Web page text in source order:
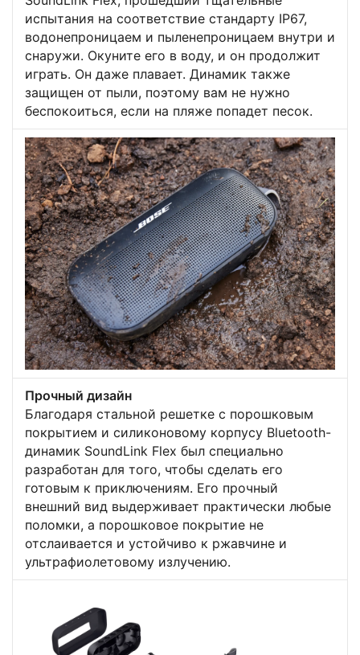
испытания на соответствие стандарту IP67,
водонепроницаем и пыленепроницаем внутри и
снаружи. Окуните его в воду, и он продолжит
играть. Он даже плавает. Динамик также
защищен от пыли, поэтому вам не нужно
беспокоиться, если на пляже попадет песок.
Прочный дизайн
Благодаря стальной решетке с порошковым
покрытием и силиконовому корпусу Bluetooth-
динамик SoundLink Flex был специально
разработан для того, чтобы сделать его
готовым к приключениям. Его прочный
внешний вид выдерживает практически любые
поломки, а порошковое покрытие не
отслаивается и устойчиво к ржавчине и
ультрафиолетовому излучению.